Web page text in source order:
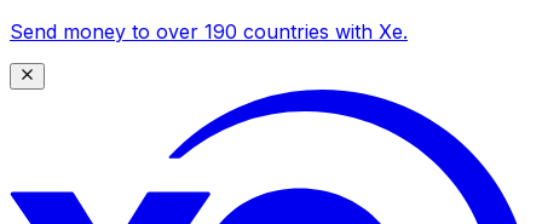
Send money to over 190 countries with Xe.